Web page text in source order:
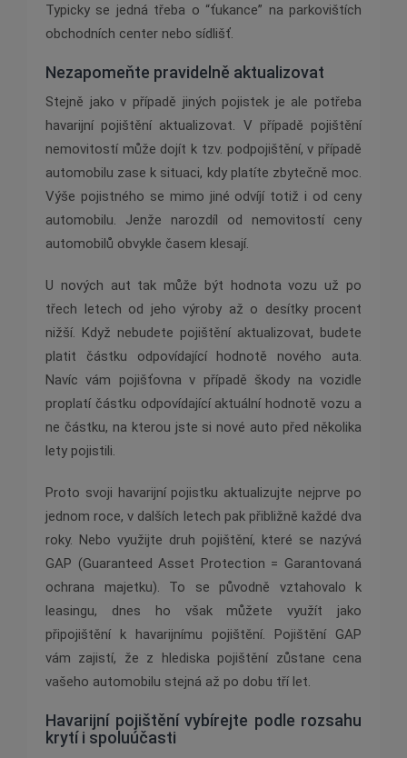
Typicky se jedná třeba o “ťukance” na parkovištích
obchodních center nebo sídlišť.
Nezapomeňte pravidelně aktualizovat
Stejně jako v případě jiných pojistek je ale potřeba
havarijní pojištění aktualizovat. V případě pojištění
nemovitostí může dojít k tzv. podpojištění, v případě
automobilu zase k situaci, kdy platíte zbytečně moc.
Výše pojistného se mimo jiné odvíjí totiž i od ceny
automobilu. Jenže narozdíl od nemovitostí ceny
automobilů obvykle časem klesají.
U nových aut tak může být hodnota vozu už po
třech letech od jeho výroby až o desítky procent
nižší. Když nebudete pojištění aktualizovat, budete
platit částku odpovídající hodnotě nového auta.
Navíc vám pojišťovna v případě škody na vozidle
proplatí částku odpovídající aktuální hodnotě vozu a
ne částku, na kterou jste si nové auto před několika
lety pojistili.
Proto svoji havarijní pojistku aktualizujte nejprve po
jednom roce, v dalších letech pak přibližně každé dva
roky. Nebo využijte druh pojištění, které se nazývá
GAP (Guaranteed Asset Protection = Garantovaná
ochrana majetku). To se původně vztahovalo k
leasingu, dnes ho však můžete využít jako
připojištění k havarijnímu pojištění. Pojištění GAP
vám zajistí, že z hlediska pojištění zůstane cena
vašeho automobilu stejná až po dobu tří let.
Havarijní pojištění vybírejte podle rozsahu
krytí i spoluúčasti